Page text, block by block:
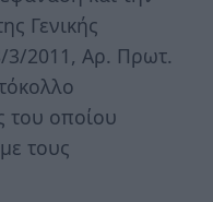
Γενικής
3/2011, Αρ. Πρωτ.
του οποίου
τους